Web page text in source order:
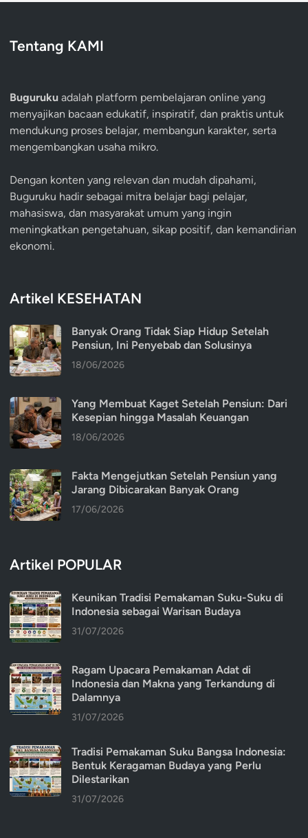
Tentang KAMI
Buguruku adalah platform pembelajaran online yang
menyajikan bacaan edukatif, inspiratif, dan praktis untuk
mendukung proses belajar, membangun karakter, serta
mengembangkan usaha mikro.
Dengan konten yang relevan dan mudah dipahami,
Buguruku hadir sebagai mitra belajar bagi pelajar,
mahasiswa, dan masyarakat umum yang ingin
meningkatkan pengetahuan, sikap positif, dan kemandirian
ekonomi.
Artikel KESEHATAN
Banyak Orang Tidak Siap Hidup Setelah
Pensiun, Ini Penyebab dan Solusinya
18/06/2026
Yang Membuat Kaget Setelah Pensiun: Dari
Kesepian hingga Masalah Keuangan
18/06/2026
Fakta Mengejutkan Setelah Pensiun yang
Jarang Dibicarakan Banyak Orang
17/06/2026
Artikel POPULAR
Keunikan Tradisi Pemakaman Suku-Suku di
Indonesia sebagai Warisan Budaya
31/07/2026
Ragam Upacara Pemakaman Adat di
Indonesia dan Makna yang Terkandung di
Dalamnya
31/07/2026
Tradisi Pemakaman Suku Bangsa Indonesia:
Bentuk Keragaman Budaya yang Perlu
Dilestarikan
31/07/2026